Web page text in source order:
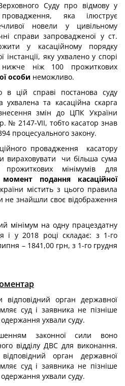
Суду про відмову у
провадження, яка ілюструє
новели у цивільному
справи запровадженої у ст.
у касаційному порядку
інстанції, яку ухвалено у спорі
ніж 100 прожиткових
особи неможливо.
цій справі постанова суду
ухвалена та касаційна скарга
змін до ЦПК України
№ 2147-VII, тобто касатор знав
процесуального закону.
провадження касатору
вираховувати чи більша сума
мінімумів для
подання касаційної
містить з цього правила
знайшли своє відображення
мінімум на одну працездатну
і у 2018 році складає: з 1-го
– 1841,00 грн, з 1-го грудня
орган державної
суд і заявника не пізніше
ухвали суду.
законної сили воно
відділу ДВС для виконання.
орган державної
суд і заявника не пізніше
ухвали суду.